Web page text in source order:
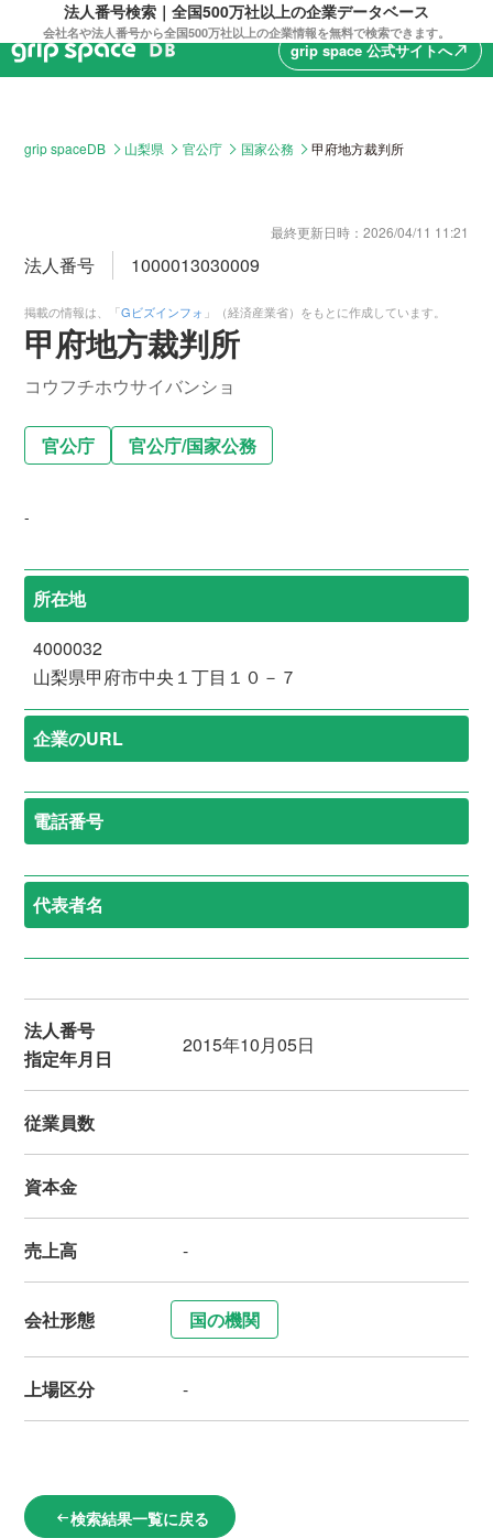
法人番号検索｜全国500万社以上の企業データベース
会社名や法人番号から全国500万社以上の企業情報を無料で検索できます。
grip space 公式サイトへnorth_east
grip spaceDB 山梨県 官公庁 国家公務 甲府地方裁判所
最終更新日時： 2026/04/11 11:21
法人番号 1000013030009
掲載の情報は、「Gビズインフォ 」（経済産業省）をもとに作成しています。
甲府地方裁判所
コウフチホウサイバンショ
官公庁 官公庁/国家公務
-
所在地
4000032
山梨県甲府市中央１丁目１０－７
企業のURL
電話番号
代表者名
法人番号
指定年月日
2015年10月05日
従業員数
資本金
売上高 -
会社形態 国の機関
上場区分 -
arrow_left_alt検索結果一覧に戻る